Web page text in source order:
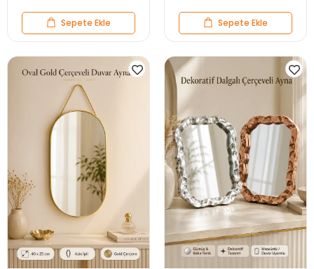
Sepete Ekle Sepete Ekle